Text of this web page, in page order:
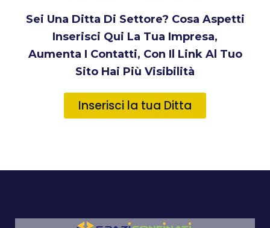
Sei Una Ditta Di Settore? Cosa Aspetti
Inserisci Qui La Tua Impresa,
Aumenta I Contatti, Con Il Link Al Tuo
Sito Hai Più Visibilità
Inserisci la tua Ditta